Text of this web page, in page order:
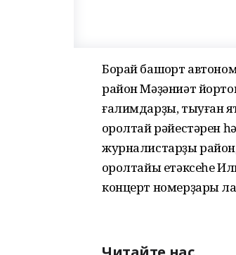
Борай башҡорт
район Мәҙәниәт
ғалимдарҙы, тыуған
ҡоролтай рәйестәрен
журналистарҙы
ҡоролтайы етәксеһе
концерт номерҙары ла